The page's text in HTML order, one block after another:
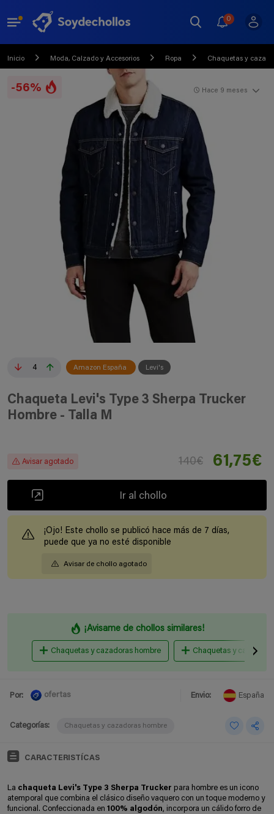
0
Inicio Moda, Calzado y Accesorios Ropa Chaquetas y
-56%
4 Amazon España Levi's
Hace 9 meses
Chaqueta Levi's Type 3 Sherpa Trucker
Hombre - Talla M
Avisar agotado 140€ 61,75€
Ir al chollo
¡Ojo! Este chollo se publicó hace más de 7 días,
puede que ya no esté disponible
Avisar de chollo agotado
¡Avisame de chollos similares!
Chaquetas y cazadoras hombre Chaquetas y
Por: ofertas Envio: España
Categorías: Chaquetas y cazadoras hombre
CARACTERISTÍCAS
La chaqueta Levi's Type 3 Sherpa Trucker para hombre es un icono
atemporal que combina el clásico diseño vaquero con un toque moderno y
funcional. Confeccionada en 100% algodón, incorpora un cálido forro de